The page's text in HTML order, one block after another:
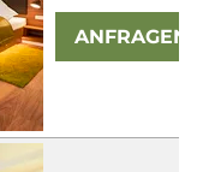
ANFRAGEN